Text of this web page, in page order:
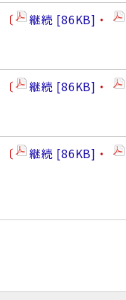
〔 継続 86KB ・
〔 継続 86KB ・
〔 継続 86KB ・